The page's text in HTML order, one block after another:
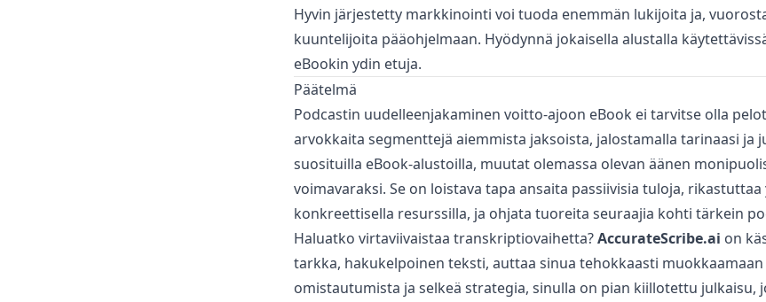
Hyvin järjestetty markkinointi voi tuoda enemmän lukijoita ja,
kuuntelijoita pääohjelmaan. Hyödynnä jokaisella alustalla
eBookin ydin etuja.
Päätelmä
Podcastin uudelleenjakaminen voitto-ajoon eBook ei tarvitse olla
arvokkaita segmenttejä aiemmista jaksoista, jalostamalla tarinaasi ja
suosituilla eBook-alustoilla, muutat olemassa olevan äänen
voimavaraksi. Se on loistava tapa ansaita passiivisia tuloja, rikastuttaa
konkreettisella resurssilla, ja ohjata tuoreita seuraajia kohti tärkein
Haluatko virtaviivaistaa transkriptiovaihetta?AccurateScribe.ai on
tarkka, hakukelpoinen teksti, auttaa sinua tehokkaasti muokkaamaan
omistautumista ja selkeä strategia, sinulla on pian kiillotettu julkaisu,